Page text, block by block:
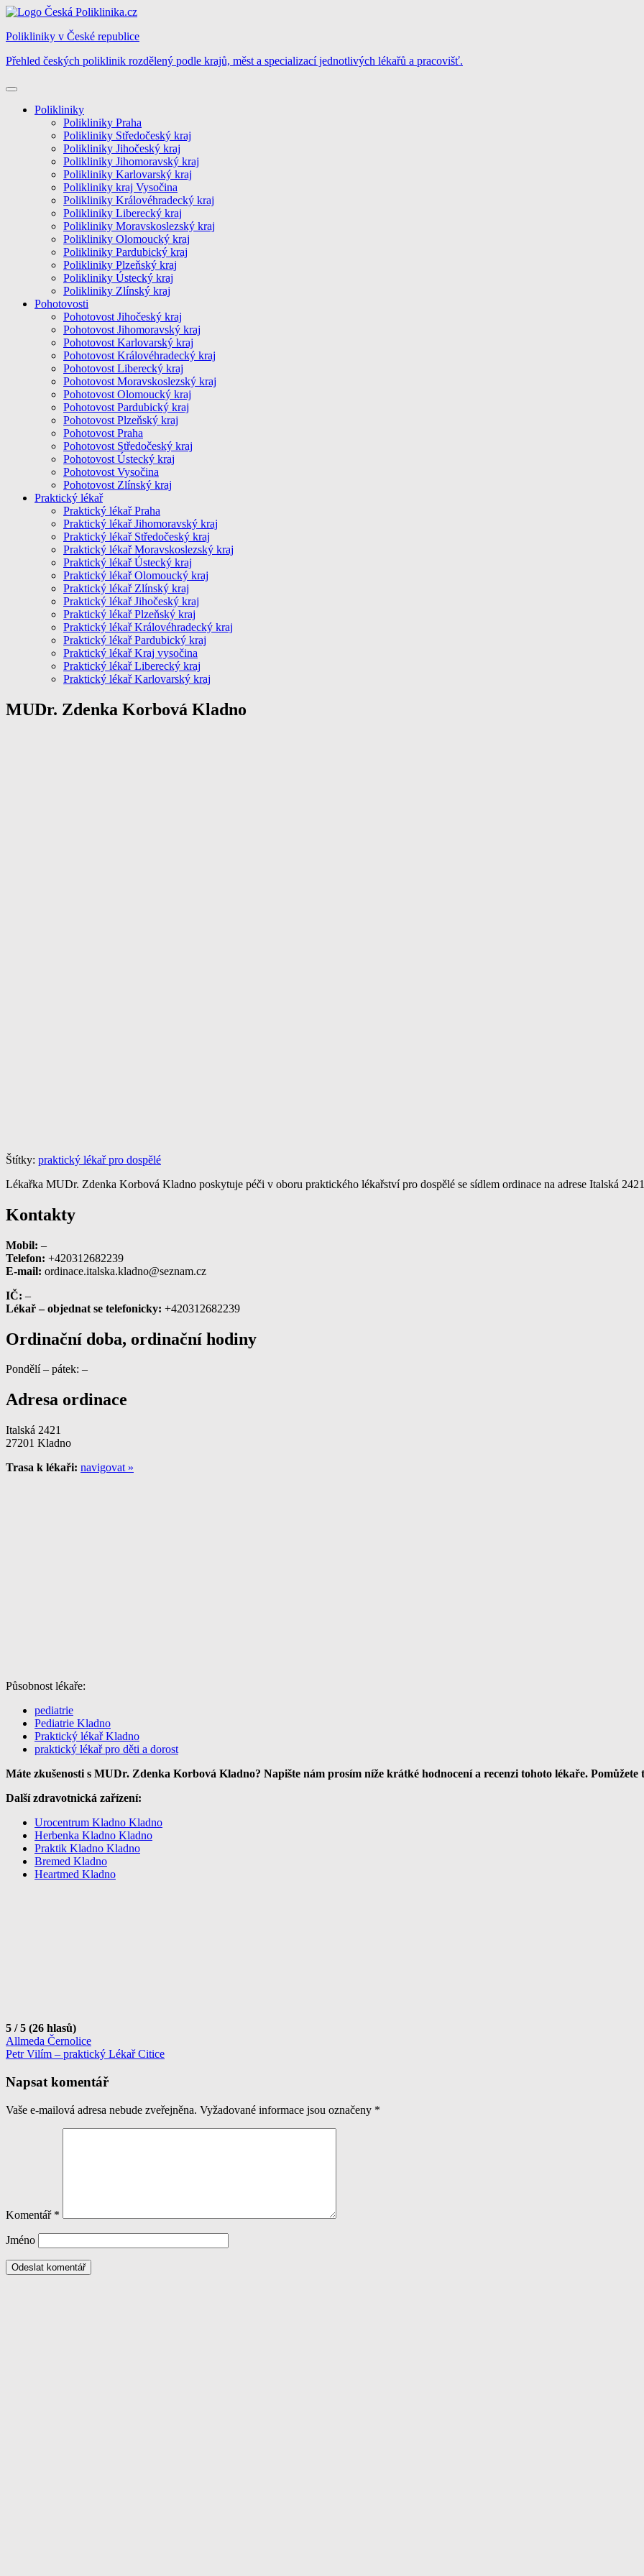
Skip
content
Polikliniky v České republice
Přehled českých poliklinik rozdělený podle krajů, měst a specializací jednotlivých lékařů a pracovišť.
Polikliniky
Polikliniky Praha
Polikliniky Středočeský kraj
Polikliniky Jihočeský kraj
Polikliniky Jihomoravský kraj
Polikliniky Karlovarský kraj
Polikliniky kraj Vysočina
Polikliniky Královéhradecký kraj
Polikliniky Liberecký kraj
Polikliniky Moravskoslezský kraj
Polikliniky Olomoucký kraj
Polikliniky Pardubický kraj
Polikliniky Plzeňský kraj
Polikliniky Ústecký kraj
Polikliniky Zlínský kraj
Pohotovosti
Pohotovost Jihočeský kraj
Pohotovost Jihomoravský kraj
Pohotovost Karlovarský kraj
Pohotovost Královéhradecký kraj
Pohotovost Liberecký kraj
Pohotovost Moravskoslezský kraj
Pohotovost Olomoucký kraj
Pohotovost Pardubický kraj
Pohotovost Plzeňský kraj
Pohotovost Praha
Pohotovost Středočeský kraj
Pohotovost Ústecký kraj
Pohotovost Vysočina
Pohotovost Zlínský kraj
Praktický lékař
Praktický lékař Praha
Praktický lékař Jihomoravský kraj
Praktický lékař Středočeský kraj
Praktický lékař Moravskoslezský kraj
Praktický lékař Ústecký kraj
Praktický lékař Olomoucký kraj
Praktický lékař Zlínský kraj
Praktický lékař Jihočeský kraj
Praktický lékař Plzeňský kraj
Praktický lékař Královéhradecký kraj
Praktický lékař Pardubický kraj
Praktický lékař Kraj vysočina
Praktický lékař Liberecký kraj
Praktický lékař Karlovarský kraj
MUDr. Zdenka Korbová Kladno
Štítky: praktický lékař pro dospělé
Lékařka MUDr. Zdenka Korbová Kladno poskytuje péči v oboru praktického lékařství pro dospělé se sídlem ordinace na adrese Italská
Kontakty
Mobil: –
Telefon: +420312682239
E-mail: ordinace.italska.kladno@seznam.cz
IČ: –
Lékař – objednat se telefonicky: +420312682239
Ordinační doba, ordinační hodiny
Pondělí – pátek: –
Adresa ordinace
Italská 2421
27201 Kladno
Trasa k lékaři: navigovat »
Působnost lékaře:
pediatrie
Pediatrie Kladno
Praktický lékař Kladno
praktický lékař pro děti a dorost
Máte zkušenosti s MUDr. Zdenka Korbová Kladno? Napište nám prosím níže krátké hodnocení a recenzi tohoto lékaře.
Další zdravotnická zařízení:
Urocentrum Kladno Kladno
Herbenka Kladno Kladno
Praktik Kladno Kladno
Bremed Kladno
Heartmed Kladno
5 / 5 (26 hlasů)
Navigace
pro
příspěvek
Allmeda Černolice
Petr Vilím – praktický Lékař Citice
Napsat komentář
Vaše e-mailová adresa nebude zveřejněna. Vyžadované informace jsou označeny *
Komentář *
Jméno